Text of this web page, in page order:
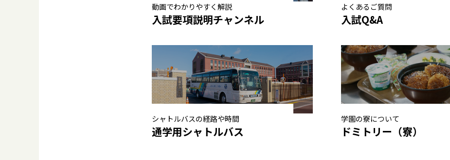
動画でわかりやすく解説
入試要項説明チャンネル
よくあるご質問
入試Q&A
シャトルバスの経路や時間
通学用シャトルバス
学園の寮について
ドミトリー（寮）